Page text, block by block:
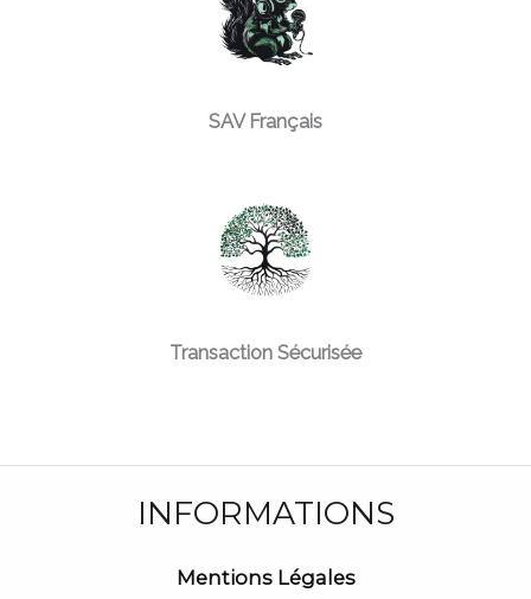
SAV Français
Transaction Sécurisée
INFORMATIONS
Mentions Légales